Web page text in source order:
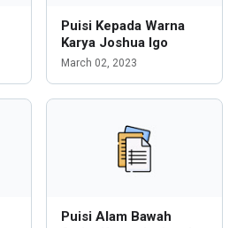
Puisi Kepada Warna
Karya Joshua Igo
March 02, 2023
Puisi Alam Bawah